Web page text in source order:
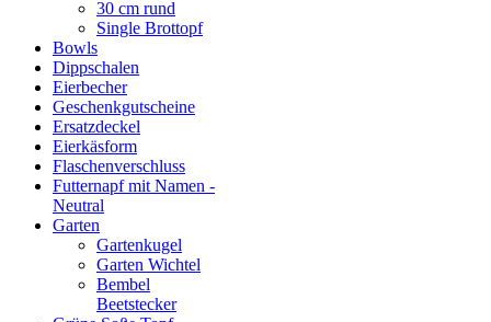
30 cm rund
Single Brottopf
Bowls
Dippschalen
Eierbecher
Geschenkgutscheine
Ersatzdeckel
Eierkäsform
Flaschenverschluss
Futternapf mit Namen -
Neutral
Garten
Gartenkugel
Garten Wichtel
Bembel
Beetstecker